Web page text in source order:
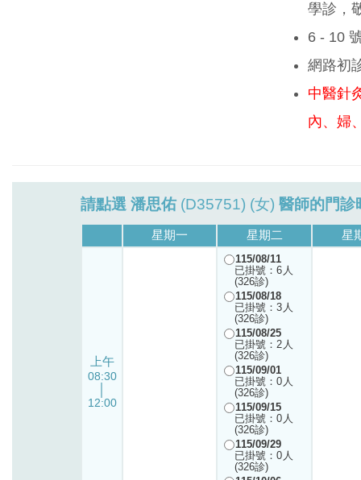
學診，
6 - 10
網路初
中醫針
內、婦